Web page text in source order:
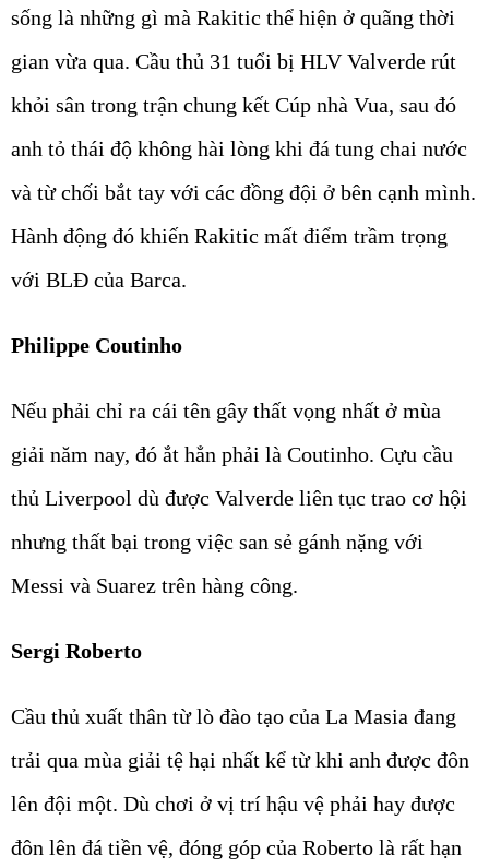
sống là những gì mà Rakitic thể hiện ở quãng thời
gian vừa qua. Cầu thủ 31 tuổi bị HLV Valverde rút
khỏi sân trong trận chung kết Cúp nhà Vua, sau đó
anh tỏ thái độ không hài lòng khi đá tung chai nước
và từ chối bắt tay với các đồng đội ở bên cạnh mình.
Hành động đó khiến Rakitic mất điểm trầm trọng
với BLĐ của Barca.
Philippe Coutinho
Nếu phải chỉ ra cái tên gây thất vọng nhất ở mùa
giải năm nay, đó ắt hẳn phải là Coutinho. Cựu cầu
thủ Liverpool dù được Valverde liên tục trao cơ hội
nhưng thất bại trong việc san sẻ gánh nặng với
Messi và Suarez trên hàng công.
Sergi Roberto
Cầu thủ xuất thân từ lò đào tạo của La Masia đang
trải qua mùa giải tệ hại nhất kể từ khi anh được đôn
lên đội một. Dù chơi ở vị trí hậu vệ phải hay được
đôn lên đá tiền vệ, đóng góp của Roberto là rất hạn